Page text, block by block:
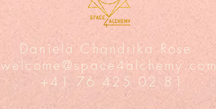
Daniela Chandrika Rose
welcome@space4alchemy.com
+41 76 425 02 81